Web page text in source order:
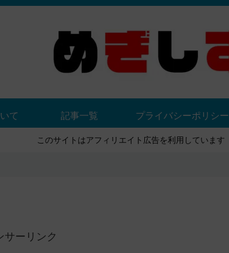
て 記事一覧 プライバシーポリシー
このサイトはアフィリエイト広告を利用しています
サーリンク